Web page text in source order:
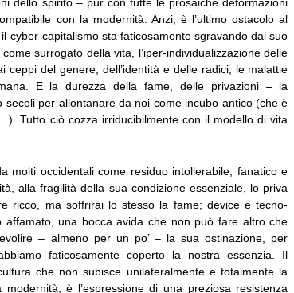
dello spirito – pur con tutte le prosaiche deformazioni
con la modernità. Anzi, è l’ultimo ostacolo al
cyber-capitalismo sta faticosamente sgravando dal suo
surrogato della vita, l’iper-individualizzazione delle
ceppi del genere, dell’identità e delle radici, le malattie
E la durezza della fame, delle privazioni – la
per allontanare da noi come incubo antico (che è
Tutto ciò cozza irriducibilmente con il modello di vita
molti occidentali come residuo intollerabile, fanatico e
alla fragilità della sua condizione essenziale, lo priva
ricco, ma soffrirai lo stesso la fame; device e tecno-
affamato, una bocca avida che non può fare altro che
– almeno per un po’ – la sua ostinazione, per
faticosamente coperto la nostra essenzia. Il
che non subisce unilateralmente e totalmente la
è l’espressione di una preziosa resistenza